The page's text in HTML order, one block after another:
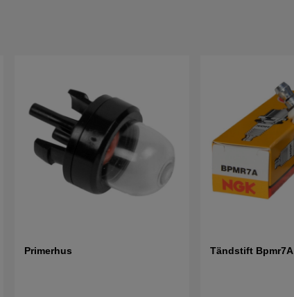
Primerhus Tändstift Bpmr7A